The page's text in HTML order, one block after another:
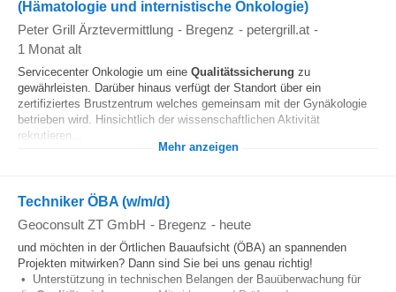
(Hämatologie und internistische Onkologie)
Peter Grill Ärztevermittlung - Bregenz - petergrill.at -
1 Monat alt
Servicecenter Onkologie um eine Qualitätssicherung zu
gewährleisten. Darüber hinaus verfügt der Standort über ein
zertifiziertes Brustzentrum welches gemeinsam mit der Gynäkologie
betrieben wird. Hinsichtlich der wissenschaftlichen Aktivität
rekrutieren...
Mehr anzeigen
Techniker ÖBA (w/m/d)
Geoconsult ZT GmbH - Bregenz - heute
und möchten in der Örtlichen Bauaufsicht (ÖBA) an spannenden
Projekten mitwirken? Dann sind Sie bei uns genau richtig!
• Unterstützung in technischen Belangen der Bauüberwachung für